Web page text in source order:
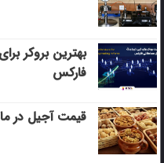
بهترین بروکر
فارکس
قیمت آجیل در